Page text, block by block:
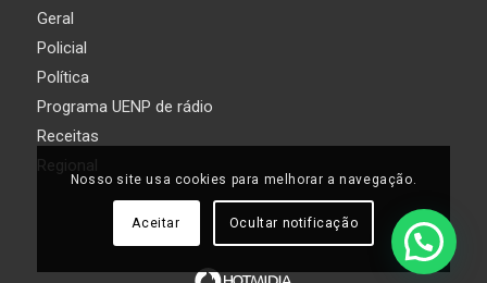
Geral
Policial
Política
Programa UENP de rádio
Receitas
Regional
Nosso site usa cookies para melhorar a navegação.
Aceitar Ocultar notificação